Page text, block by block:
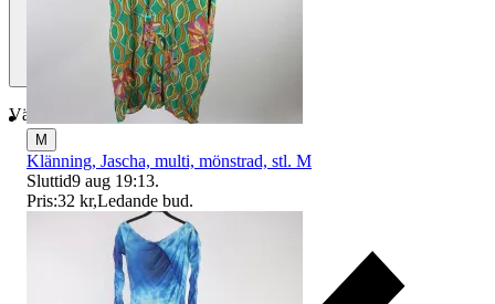
Välj till köparskydd
M
Klänning, Jascha, multi, mönstrad, stl. M
Sluttid9 aug 19:13.
Pris:32 kr,Ledande bud.